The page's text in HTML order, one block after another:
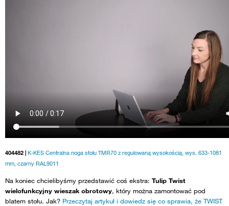
404482 | K-KES Centralna noga stołu TMR70 z regulowaną wysokością, wys. 633-1081
mm, czarny RAL9011
Na koniec chcielibyśmy przedstawić coś ekstra: Tulip Twist
wielofunkcyjny wieszak obrotowy, który można zamontować pod
blatem stołu. Jak? Przeczytaj artykuł i dowiedz się co sprawia, że TWIST